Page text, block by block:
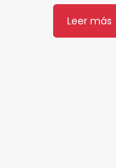
Leer más